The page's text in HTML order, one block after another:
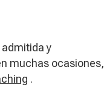
y
muchas ocasiones,
.